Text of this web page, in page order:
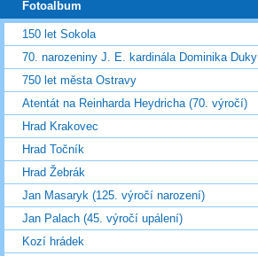
Fotoalbum
150 let Sokola
70. narozeniny J. E. kardinála Dominika Duky
750 let města Ostravy
Atentát na Reinharda Heydricha (70. výročí)
Hrad Krakovec
Hrad Točník
Hrad Žebrák
Jan Masaryk (125. výročí narození)
Jan Palach (45. výročí upálení)
Kozí hrádek